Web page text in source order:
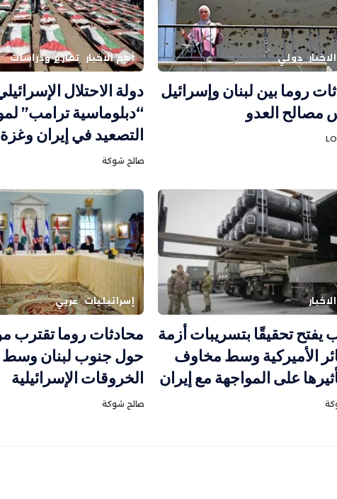
دولي
روما بين لبنان وإسرائيل
مصالح العدو
أهم الاخبار تقارير ودراسات
دولة الاحتلال
“دبلوماسية ترامب”
التصعيد في إيران
صالح شوكة
يفتح تحقيقًا بتسريبات أزمة
الأميركية وسط مخاوف
على المواجهة مع إيران
إسرائيليات عربي
محادثات روما تقترب
حول جنوب لبنان وسط
الخروقات الإسرائيلية
صالح شوكة